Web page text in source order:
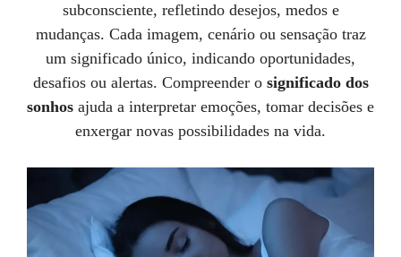
subconsciente, refletindo desejos, medos e
mudanças. Cada imagem, cenário ou sensação traz
um significado único, indicando oportunidades,
desafios ou alertas. Compreender o significado dos
sonhos ajuda a interpretar emoções, tomar decisões e
enxergar novas possibilidades na vida.